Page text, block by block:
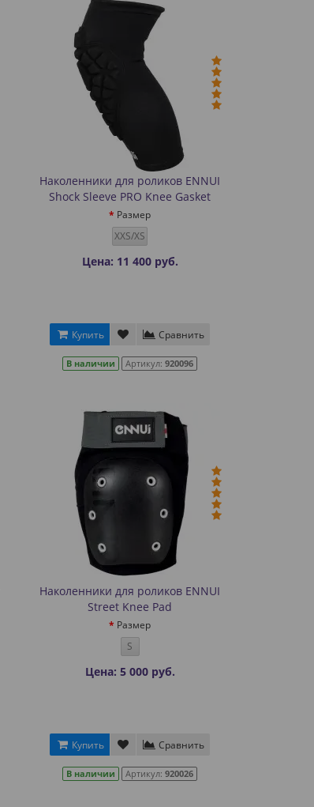
Наколенники для роликов ENNUI
Shock Sleeve PRO Knee Gasket
Размер
XXS/XS
Цена: 11 400 руб.
Купить Сравнить
В наличии Артикул:920096
Наколенники для роликов ENNUI
Street Knee Pad
Размер
S
Цена: 5 000 руб.
Купить Сравнить
В наличии Артикул:920026